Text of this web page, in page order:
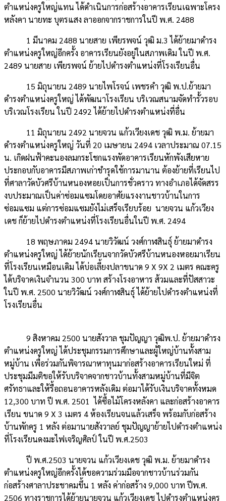
ตำแหน่งครูใหญ่แทน ได้ดำเนินการก่อสร้างอาคารเรียนเฉพาะโครง
หลังคา นายทะ บุตรแสง ลาออกจากราชการในปี พ.ศ. 2488
1 มีนาคม 2488 นายสาย เพียรพจน์ วุฒิ ม.3 ได้ย้ายมาดำรง
ตำแหน่งครูใหญ่อีกครั้ง อาคารเรียนยังอยู่ในสภาพเดิม ในปี พ.ศ.
2489 นายสาย เพียรพจน์ ย้ายไปดำรงตำแหน่งที่โรงเรียนอื่น
15 มิถุนายน 2489 นายไพโรจน์ เพชรคำ วุฒิ พ.ป.ย้ายมา
ดำรงตำแหน่งครูใหญ่ ได้พัฒนาโรงเรียน บริเวณสนามจัดทำรั้วรอบ
บริเวณโรงเรียน ในปี 2492 ได้ย้ายไปดำรงตำแหน่งที่อื่น
11 มิถุนายน 2492 นายจวน แก้วเวียงเดช วุฒิ พ.ม. ย้ายมา
ดำรงตำแหน่งครูใหญ่ วันที่ 20 เมษายน 2494 เวลาประมาณ 07.15
น. เกิดฝนฟ้าคะนองลมกระโชกแรงพัดอาคารเรียนหักพังเสียหาย
ประกอบกับอาคารมีสภาพเก่าชำรุดใช้การมานาน ต้องย้ายที่เรียนไป
ที่ศาลาวัดบัวศรีบ้านหนองหอยเป็นการชั่วคราว ทางอำเภอได้จัดสรร
งบประมาณเป็นค่าซ่อมแซมโดยอาศัยแรงงานชาวบ้านในการ
ซ่อมแซม แต่การซ่อมแซมยังไม่เสร็จเรียบร้อย นายจวน แก้วเวียง
เดช ก็ย้ายไปดำรงตำแหน่งที่โรงเรียนอื่นในปี พ.ศ. 2494
18 พฤษภาคม 2494 นายวิวัฒน์ วงศ์กาฬสินธุ์ ย้ายมาดำรง
ตำแหน่งครูใหญ่ ได้ย้ายนักเรียนจากวัดบัวศรีบ้านหนองหอยมาเรียน
ที่โรงเรียนเหมือนเดิม ได้บ่อเลี้ยงปลาขนาด 9 X 9X 2 เมตร คณะครู
ได้บริจาคเงินจำนวน 300 บาท สร้างโรงอาหาร ส้วมและที่ปัสสาวะ
ในปี พ.ศ. 2500 นายวิวัฒน์ วงศ์กาฬสินธุ์ ได้ย้ายไปดำรงตำแหน่งที่
โรงเรียนอื่น
9 สิงหาคม 2500 นายสังวาล ชุมปัญญา วุฒิพ.ป. ย้ายมาดำรง
ตำแหน่งครูใหญ่ ได้ประชุมกรรมการศึกษาและผู้ใหญ่บ้านทั้งสาม
หมู่บ้าน เพื่อร่วมกันพิจารณาหาทุนมาก่อสร้างอาคารเรียนใหม่ ที่
ประชุมมีมติขอให้รับบริจาคจากชาวบ้านทั้งสามหมู่บ้านที่มีจิต
ศรัทธาและให้รื้อถอนอาคารหลังเดิม ต่อมาได้รับเงินบริจาคทั้งหมด
12,300 บาท ปี พ.ศ. 2501 ได้ซื้อไม้โครงหลังคา และก่อสร้างอาคาร
เรียน ขนาด 9 X 3 เมตร 4 ห้องเรียนจนแล้วเสร็จ พร้อมกับก่อสร้าง
บ้านพักครู 1 หลัง ต่อมานายสังวาลย์ ชุมปัญญาย้ายไปดำรงตำแหน่ง
ที่โรงเรียนดงมะไฟเจริญศิลป์ ในปี พ.ศ.2503
ปี พ.ศ.2503 นายจวน แก้วเวียงเดช วุฒิ พ.ม. ย้ายมาดำรง
ตำแหน่งครูใหญ่อีกครั้งได้ขอความร่วมมือจากชาวบ้านร่วมกัน
ก่อสร้างศาลาประชาคมขึ้น 1 หลัง ค่าก่อสร้าง 9,000 บาท ปีพ.ศ.
2506 ทางราชการได้ย้ายนายจวน แก้วเวียงเดช ไปดำรงตำแหน่งครู